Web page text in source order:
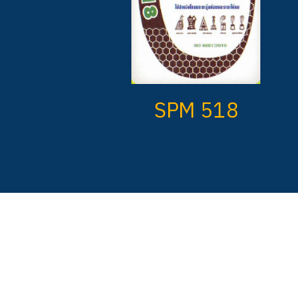
SPM 518